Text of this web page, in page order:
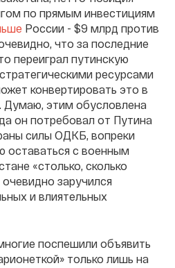
по прямым инвестициям
России - $9 млрд против
что за последние
переиграл путинскую
ресурсами
конвертировать это в
Думаю, этим обусловлена
он потребовал от Путина
силы ОДКБ, вопреки
оставаться с военным
«столько, сколько
заручился
и влиятельных
поспешили объявить
только лишь на